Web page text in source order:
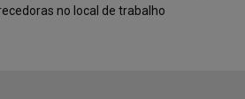
no local de trabalho